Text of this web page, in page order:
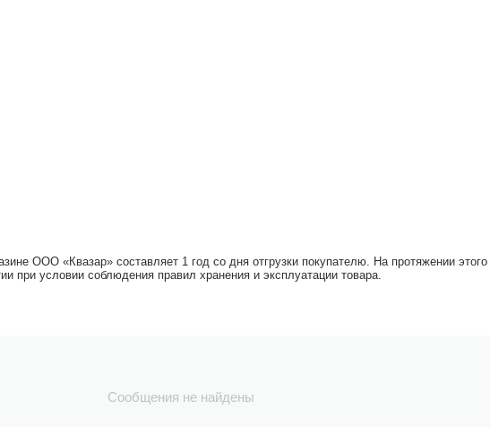
ООО «Квазар» составляет 1 год со дня отгрузки покупателю. На протяжении
при условии соблюдения правил хранения и эксплуатации товара.
Сообщения не найдены